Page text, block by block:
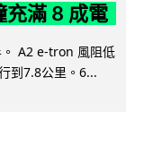
滿 8 成電
A2 e-tron 風阻低
到7.8公里。6...